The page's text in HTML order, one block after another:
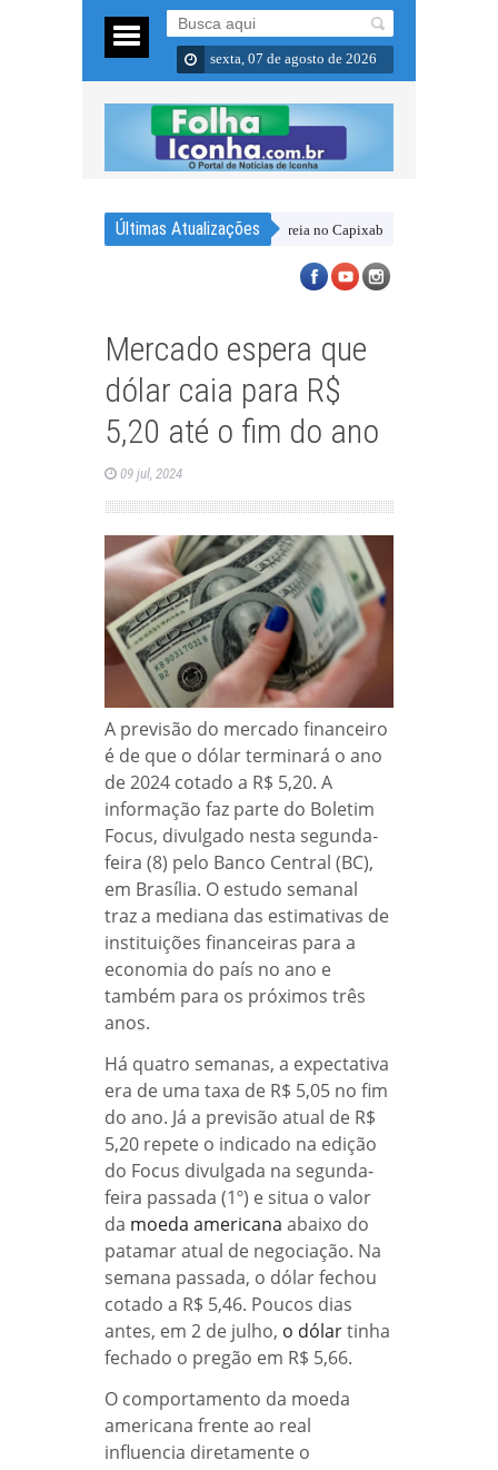
sexta, 07 de agosto de 2026
Últimas Atualizações
e chega empolgado para a estreia no Capixabão Série B
Mercado espera que
dólar caia para R$
5,20 até o fim do ano
09 jul, 2024
A previsão do mercado financeiro
é de que o dólar terminará o ano
de 2024 cotado a R$ 5,20. A
informação faz parte do Boletim
Focus, divulgado nesta segunda-
feira (8) pelo Banco Central (BC),
em Brasília. O estudo semanal
traz a mediana das estimativas de
instituições financeiras para a
economia do país no ano e
também para os próximos três
anos.
Há quatro semanas, a expectativa
era de uma taxa de R$ 5,05 no fim
do ano. Já a previsão atual de R$
5,20 repete o indicado na edição
do Focus divulgada na segunda-
feira passada (1º) e situa o valor
da moeda americana abaixo do
patamar atual de negociação. Na
semana passada, o dólar fechou
cotado a R$ 5,46. Poucos dias
antes, em 2 de julho, o dólartinha
fechado o pregão em R$ 5,66.
O comportamento da moeda
americana frente ao real
influencia diretamente o